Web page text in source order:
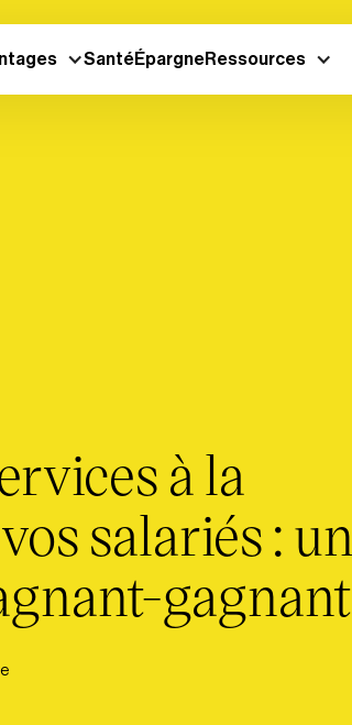
SantéÉpargneRessources
à la
salariés : un
gagnant